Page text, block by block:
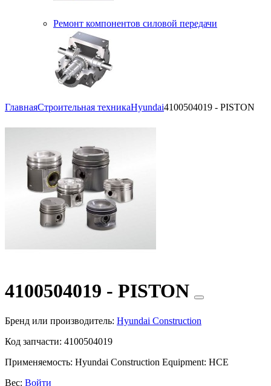
Ремонт компонентов силовой передачи
ГлавнаяСтроительная техникаHyundai4100504019 - PISTON
4100504019 - PISTON
Бренд или производитель: Hyundai Construction
Код запчасти: 4100504019
Применяемость: Hyundai Construction Equipment: HCE
Вес: Войти